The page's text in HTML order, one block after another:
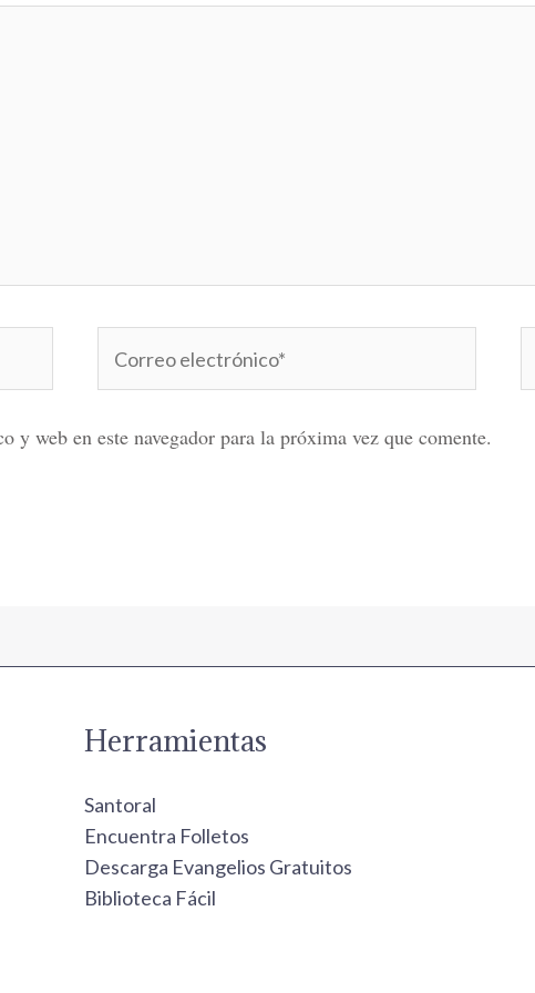
electrónico*
y web en este navegador para la próxima vez que comente.
Herramientas
Santoral
Encuentra Folletos
Descarga Evangelios Gratuitos
Biblioteca Fácil